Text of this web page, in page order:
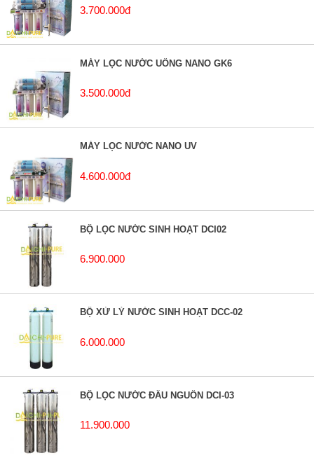
3.700.000đ
MÁY LỌC NƯỚC UỐNG NANO GK6
3.500.000đ
MÁY LỌC NƯỚC NANO UV
4.600.000đ
BỘ LỌC NƯỚC SINH HOẠT DCI02
6.900.000
BỘ XỬ LÝ NƯỚC SINH HOẠT DCC-02
6.000.000
BỘ LỌC NƯỚC ĐẦU NGUỒN DCI-03
11.900.000